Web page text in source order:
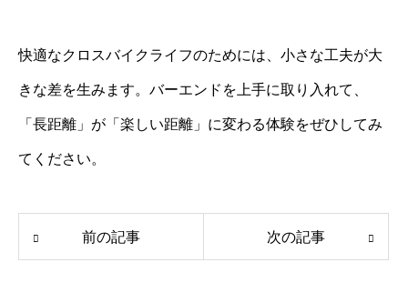
快適なクロスバイクライフのためには、小さな工夫が大
きな差を生みます。バーエンドを上手に取り入れて、
「長距離」が「楽しい距離」に変わる体験をぜひしてみ
てください。
前の記事 次の記事